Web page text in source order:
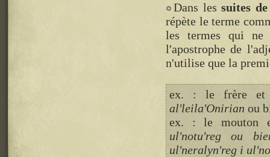
Dans lessuites
répète le terme
les termes qui ne
l'apostrophe de
n'utilise que la
ex. : le frère
al'leila'Onirian ou
ex. : le mouton
ul'notu'reg ou
ul'neralyn'reg i